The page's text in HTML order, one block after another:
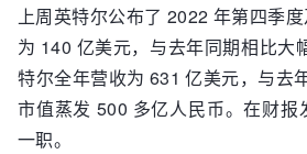
上周英特尔公布了 2022 年第四季
为 140 亿美元，与去年同期相比
特尔全年营收为 631 亿美元，与去
市值蒸发 500 多亿人民币。在财
一职。